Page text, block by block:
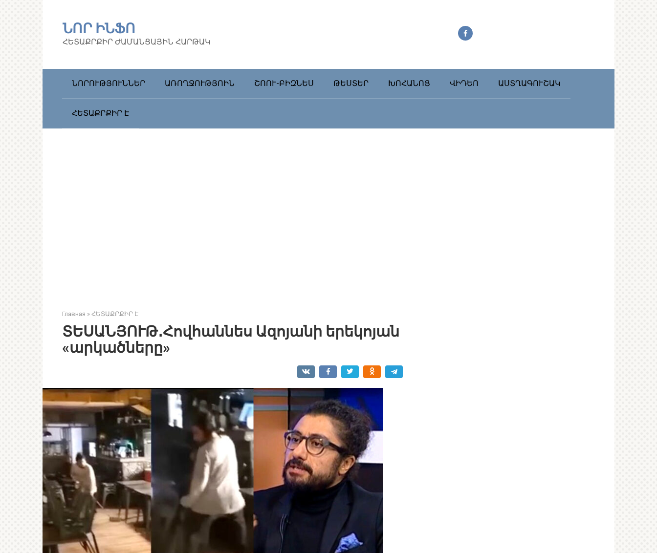
ՆՈՐ ԻՆՖՈ
ՀԵՏԱՔՐՔԻՐ ԺԱՄԱՆՑԱՅԻՆ ՀԱՐԹԱԿ
ՆՈՐՈՒԹՅՈՒՆՆԵՐ ԱՌՈՂՋՈՒԹՅՈԻՆ ՇՈՈՒ-ԲԻԶՆԵՍ ԹԵՍՏԵՐ ԽՈՀԱՆՈՑ ՎԻԴԵՈ ԱՍՏՂԱԳՈՒՇԱԿ
ՀԵՏԱՔՐՔԻՐ Է
Главная » ՀԵՏԱՔՐՔԻՐ Է
ՏԵՍԱՆՅՈՒԹ․Հովհաննես Ազոյանի երեկոյան
«արկածները»